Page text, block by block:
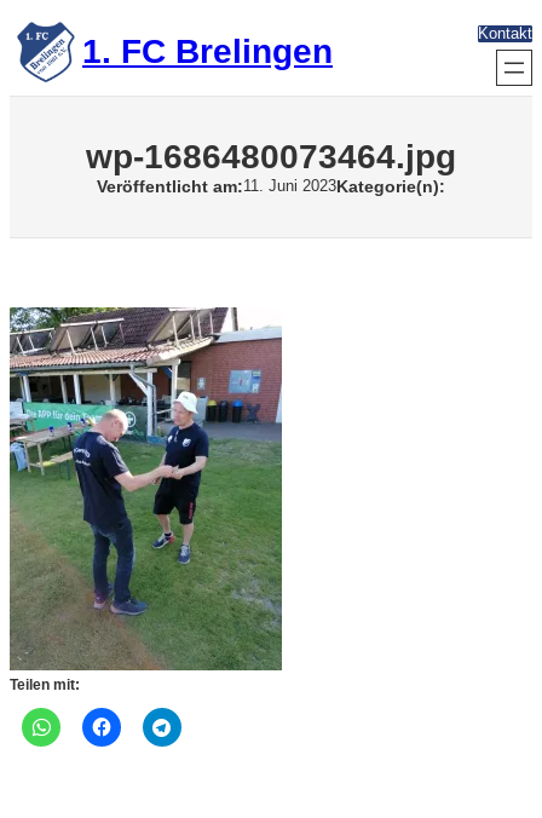
Zum
Inhalt
springen 1. FC Brelingen Kontakt
wp-1686480073464.jpg
Veröffentlicht am:11. Juni 2023Kategorie(n):
Teilen mit: